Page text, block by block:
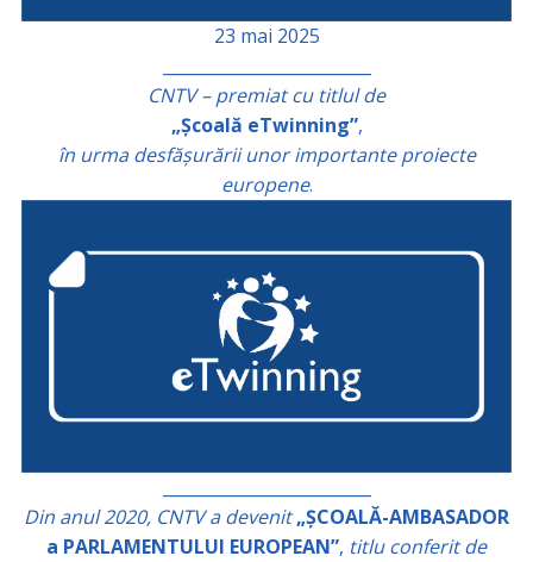
23 mai 2025
CNTV – premiat cu titlul de
„Școală eTwinning”,
în urma desfășurării unor importante proiecte
europene.
Din anul 2020, CNTV a devenit „ȘCOALĂ-AMBASADOR
a PARLAMENTULUI EUROPEAN”, titlu conferit de